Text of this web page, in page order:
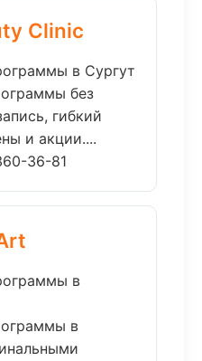
Clinic
в Сургут
без
гибкий
и акции....
36-81
в
в